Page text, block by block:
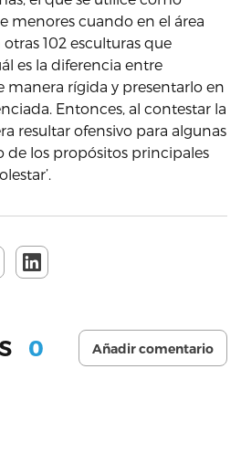
menores cuando en el área
102 esculturas que
es la diferencia entre
manera rígida y presentarlo en
Entonces, al contestar la
resultar ofensivo para algunas
de los propósitos principales
0 Añadir comentario